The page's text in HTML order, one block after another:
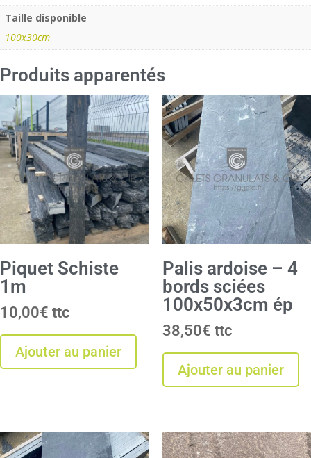
Taille disponible
100x30cm
Produits apparentés
Piquet Schiste
1m
10,00€
Ajouter au panier
Palis ardoise – 4
bords sciées
100x50x3cm ép
38,50€
Ajouter au panier